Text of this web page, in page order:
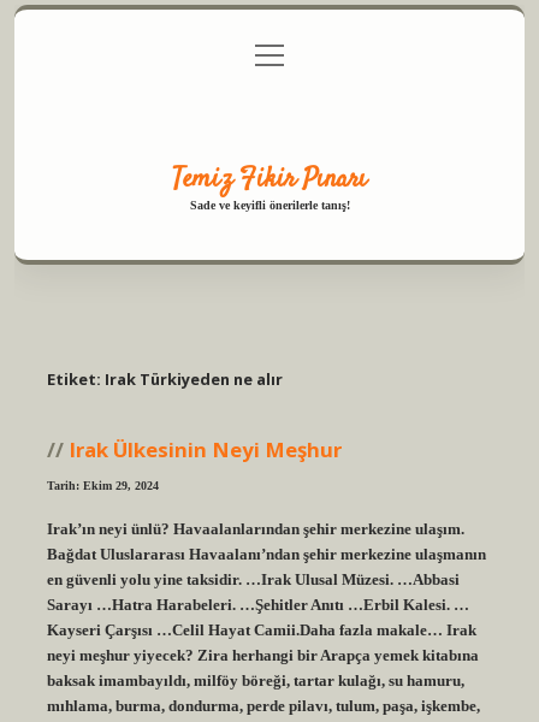
Gizlilik Politikası
menüyü
aç
Temiz Fikir Pınarı
Sade ve keyifli önerilerle tanış!
Etiket: Irak Türkiyeden ne alır
Irak Ülkesinin Neyi Meşhur
Tarih: Ekim 29, 2024
Irak’ın neyi ünlü? Havaalanlarından şehir merkezine ulaşım.
Bağdat Uluslararası Havaalanı’ndan şehir merkezine ulaşmanın
en güvenli yolu yine taksidir. …Irak Ulusal Müzesi. …Abbasi
Sarayı …Hatra Harabeleri. …Şehitler Anıtı …Erbil Kalesi. …
Kayseri Çarşısı …Celil Hayat Camii.Daha fazla makale… Irak
neyi meşhur yiyecek? Zira herhangi bir Arapça yemek kitabına
baksak imambayıldı, milföy böreği, tartar kulağı, su hamuru,
mıhlama, burma, dondurma, perde pilavı, tulum, paşa, işkembe,